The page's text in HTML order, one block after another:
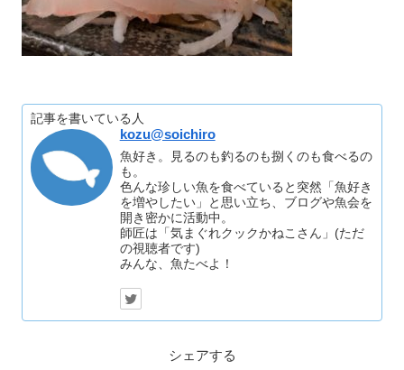
記事を書いている人
kozu@soichiro
魚好き。見るのも釣るのも捌くのも食べるの
も。
色んな珍しい魚を食べていると突然「魚好き
を増やしたい」と思い立ち、ブログや魚会を
開き密かに活動中。
師匠は「気まぐれクックかねこさん」(ただ
の視聴者です)
みんな、魚たべよ！
シェアする